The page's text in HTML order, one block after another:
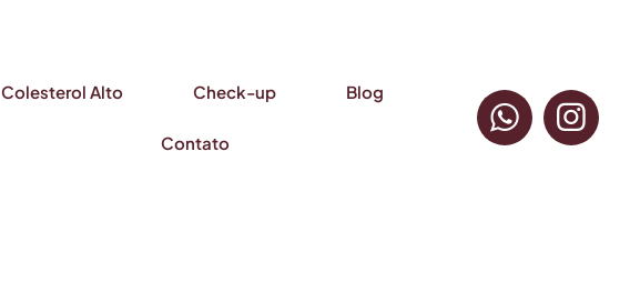
Colesterol Alto Check-up Blog
Contato